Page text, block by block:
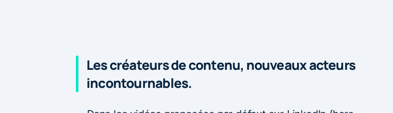
Les créateurs de contenu, nouveaux acteurs
incontournables.